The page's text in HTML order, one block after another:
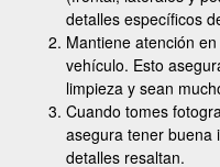
detalles específicos
Mantiene atención
vehículo. Esto
limpieza y sean
Cuando tomes
asegura tener buena
detalles resaltan.